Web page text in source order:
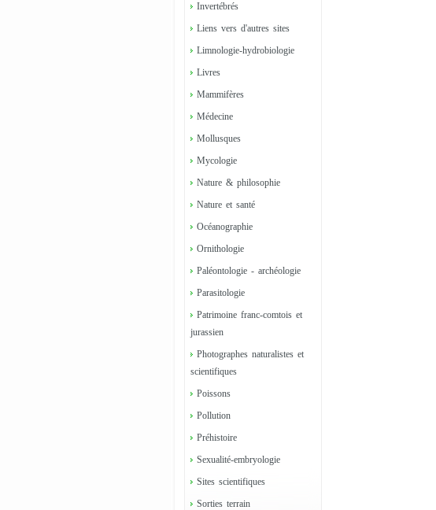
Invertébrés
Liens vers d'autres sites
Limnologie-hydrobiologie
Livres
Mammifères
Médecine
Mollusques
Mycologie
Nature & philosophie
Nature et santé
Océanographie
Ornithologie
Paléontologie - archéologie
Parasitologie
Patrimoine franc-comtois et
jurassien
Photographes naturalistes et
scientifiques
Poissons
Pollution
Préhistoire
Sexualité-embryologie
Sites scientifiques
Sorties terrain